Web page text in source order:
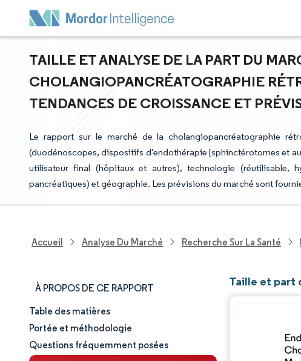
TAILLE ET ANALYSE DE LA PART DU
CHOLANGIOPANCRÉATOGRAPHIE
TENDANCES DE CROISSANCE ET
Le rapport sur le marché de la cholangiopancréatographie
(duodénoscopes, dispositifs d'endothérapie [sphinctérotomes et
utilisateur final (hôpitaux et autres), technologie (réutilisable,
pancréatiques) et géographie. Les prévisions du marché sont
Accueil Analyse Du Marché Recherche Sur La Santé
À PROPOS DE CE RAPPORT
Taille et part de marché
Analyse du marché
Table des matières
Portée et méthodologie
Questions fréquemment posées
Taille et part